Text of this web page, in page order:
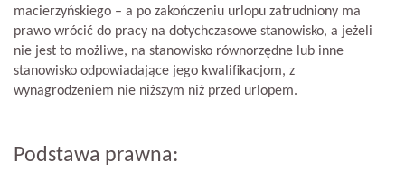
macierzyńskiego – a po zakończeniu urlopu zatrudniony ma
prawo wrócić do pracy na dotychczasowe stanowisko, a jeżeli
nie jest to możliwe, na stanowisko równorzędne lub inne
stanowisko odpowiadające jego kwalifikacjom, z
wynagrodzeniem nie niższym niż przed urlopem.
Podstawa prawna: